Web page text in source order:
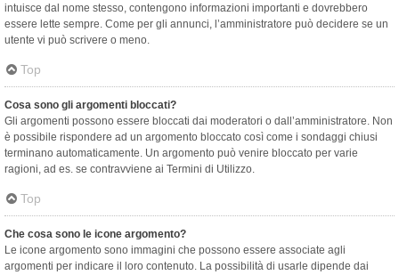
intuisce dal nome stesso, contengono informazioni importanti e dovrebbero
essere lette sempre. Come per gli annunci, l’amministratore può decidere se un
utente vi può scrivere o meno.
Top
Cosa sono gli argomenti bloccati?
Gli argomenti possono essere bloccati dai moderatori o dall’amministratore. Non
è possibile rispondere ad un argomento bloccato così come i sondaggi chiusi
terminano automaticamente. Un argomento può venire bloccato per varie
ragioni, ad es. se contravviene ai Termini di Utilizzo.
Top
Che cosa sono le icone argomento?
Le icone argomento sono immagini che possono essere associate agli
argomenti per indicare il loro contenuto. La possibilità di usarle dipende dai